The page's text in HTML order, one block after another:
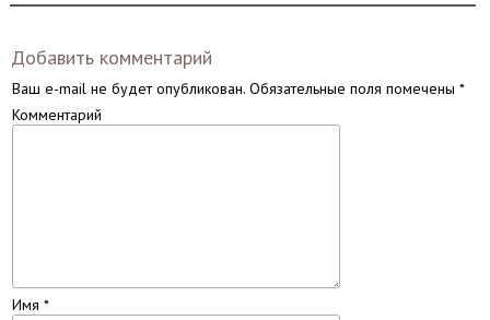
Добавить комментарий
Ваш e-mail не будет опубликован.Обязательные поля помечены *
Комментарий
Имя *